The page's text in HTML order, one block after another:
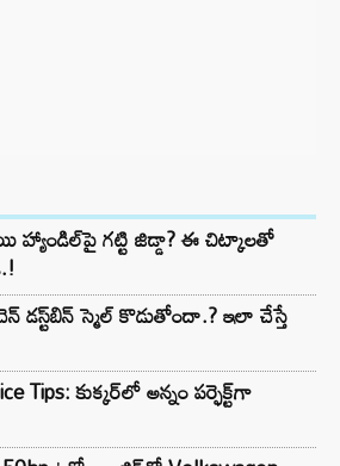
హ్యాండిల్‌పై గట్టి జిడ్డా? ఈ చిట్కాలతో
డస్ట్‌బిన్ స్మెల్ కొడుతోందా.? ఇలా చేస్తే
Tips: కుక్కర్‌లో అన్నం పర్ఫెక్ట్‌గా